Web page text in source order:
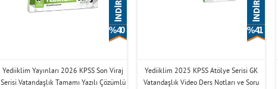
% 40
Yediiklim Yayınları 2026 KPSS Son Viraj
Serisi Vatandaşlık Tamamı Yazılı Çözümlü
% 41
Yediiklim 2025 KPSS Atölye Serisi GK
Vatandaşlık Video Ders Notları ve Soru